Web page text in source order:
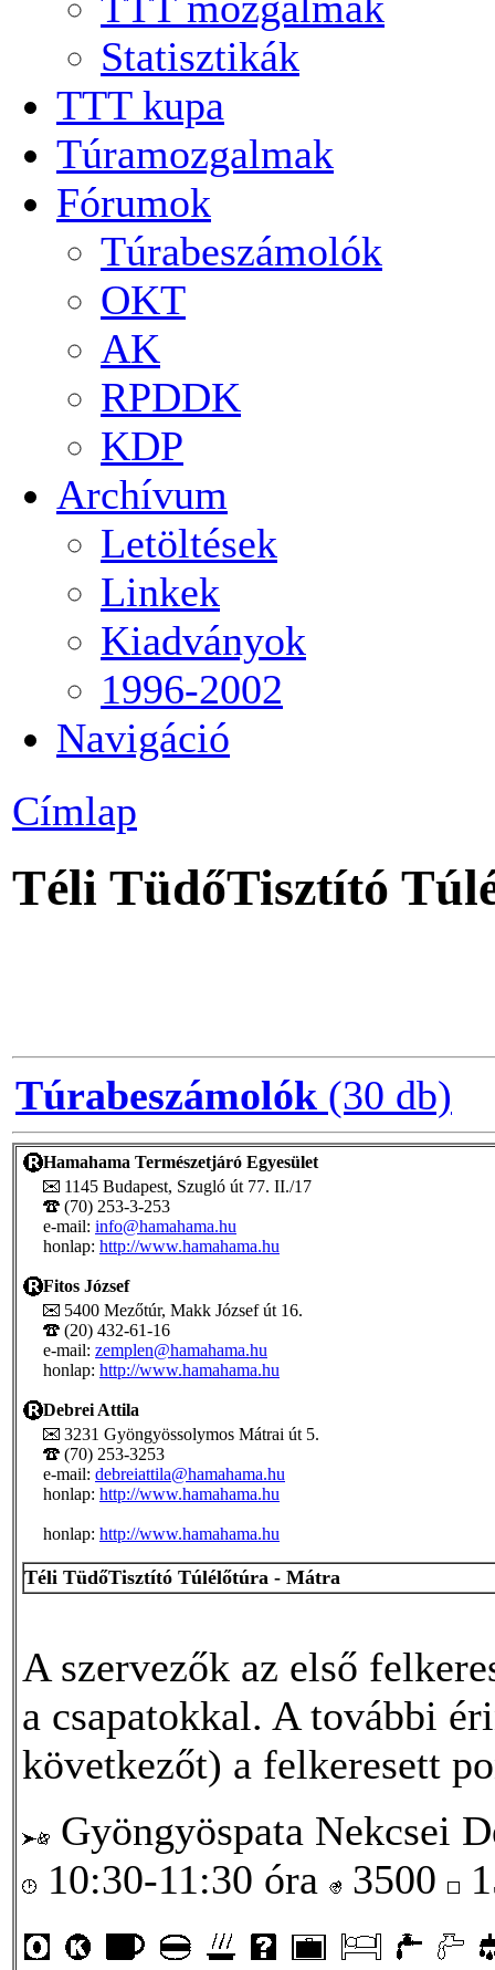
Statisztikák
TTT kupa
Túramozgalmak
Fórumok
Túrabeszámolók
OKT
AK
RPDDK
KDP
Archívum
Letöltések
Linkek
Kiadványok
1996-2002
Navigáció
Címlap
Téli TüdőTisztító
Túrabeszámolók (30 db)
Hamahama Természetjáró Egyesület
1145 Budapest, Szugló út 77. II./17
(70) 253-3-253
e-mail: info@hamahama.hu
honlap: http://www.hamahama.hu
Fitos József
5400 Mezőtúr, Makk József út 16.
(20) 432-61-16
e-mail: zemplen@hamahama.hu
honlap: http://www.hamahama.hu
Debrei Attila
3231 Gyöngyössolymos Mátrai út 5.
(70) 253-3253
e-mail: debreiattila@hamahama.hu
honlap: http://www.hamahama.hu
honlap: http://www.hamahama.hu
Téli TüdőTisztító Túlélőtúra - Mátra
A szervezők az első
a csapatokkal. A további
következőt) a felkeresett
Gyöngyöspata Nekcsei
10:30-11:30 óra
3500